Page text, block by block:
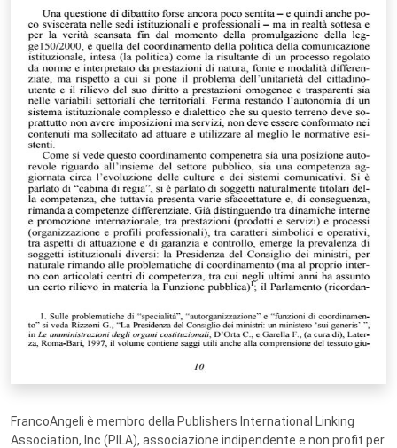
FrancoAngeli è membro della Publishers International Linking
Association, Inc (PILA), associazione indipendente e non profit per